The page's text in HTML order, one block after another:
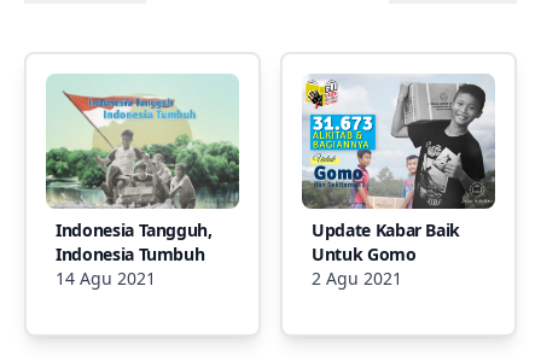
Indonesia Tangguh,
Indonesia Tumbuh
14 Agu 2021
Update Kabar Baik
Untuk Gomo
2 Agu 2021